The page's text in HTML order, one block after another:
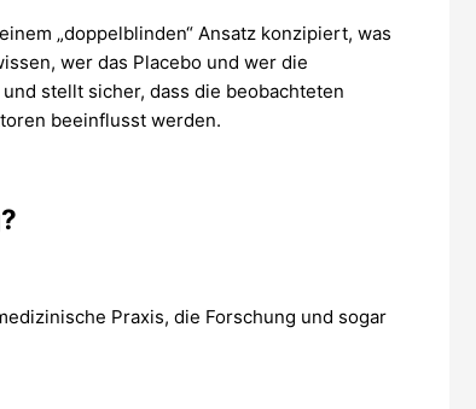
„doppelblinden“ Ansatz konzipiert, was
wer das Placebo und wer die
stellt sicher, dass die beobachteten
beeinflusst werden.
Praxis, die Forschung und sogar